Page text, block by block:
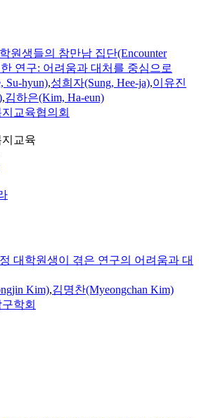
원생들의 참만남 집단(Encounter
연구: 어려움과 대처를 중심으로
Su-hyun),성희자(Sung, Hee-ja),이유진
,김하은(Kim, Ha-eun)
교육협의회
교육
대학원생이 겪은 연구의 어려움과 대
Kim),김명찬(Myeongchan Kim)
학회